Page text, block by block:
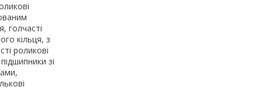
голчасті
кільця, з
роликові
зі